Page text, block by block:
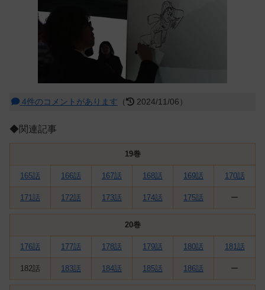
4件のコメントがあります （ 2024/11/06）
◆関連記事
19巻
165話 166話 167話 168話 169話 170話
171話 172話 173話 174話 175話 ー
20巻
176話 177話 178話 179話 180話 181話
182話 183話 184話 185話 186話 ー